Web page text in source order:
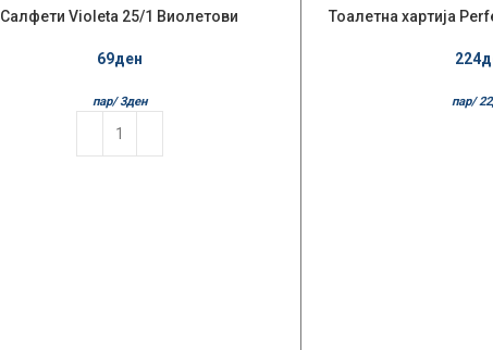
Салфети Violeta 25/1 Виолетови
69ден
пар/ 3ден
НЕМА НА ЗАЛИХА
Тоалетна хартија
224
пар/ 22